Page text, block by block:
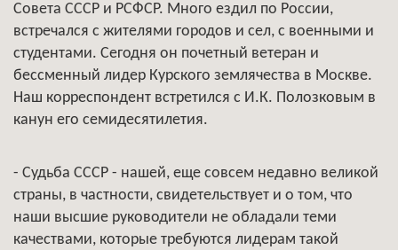
Совета СССР и РСФСР. Много ездил по России,
встречался с жителями городов и сел, с военными и
студентами. Сегодня он почетный ветеран и
бессменный лидер Курского землячества в Москве.
Наш корреспондент встретился с И.К. Полозковым в
канун его семидесятилетия.
- Судьба СССР - нашей, еще совсем недавно великой
страны, в частности, свидетельствует и о том, что
наши высшие руководители не обладали теми
качествами, которые требуются лидерам такой